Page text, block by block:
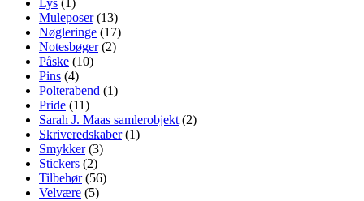
Lys (1)
Muleposer(13)
Nøgleringe (17)
Notesbøger(2)
Påske (10)
Pins (4)
Polterabend (1)
Pride (11)
Sarah J. Maas samlerobjekt (2)
Skriveredskaber(1)
Smykker(3)
Stickers (2)
Tilbehør(56)
Velvære (5)